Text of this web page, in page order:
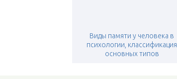
Виды памяти у человека в
психологии, классификация
основных типов